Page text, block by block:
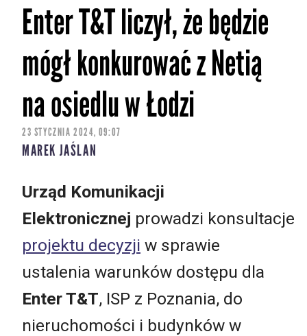
Enter T&T liczył, że będzie
mógł konkurować z Netią
na osiedlu w Łodzi
23 STYCZNIA 2024, 09:07
MAREK JAŚLAN
Urząd Komunikacji
Elektronicznej prowadzi konsultacje
projektu decyzji w sprawie
ustalenia warunków dostępu dla
Enter T&T, ISP z Poznania, do
nieruchomości i budynków w